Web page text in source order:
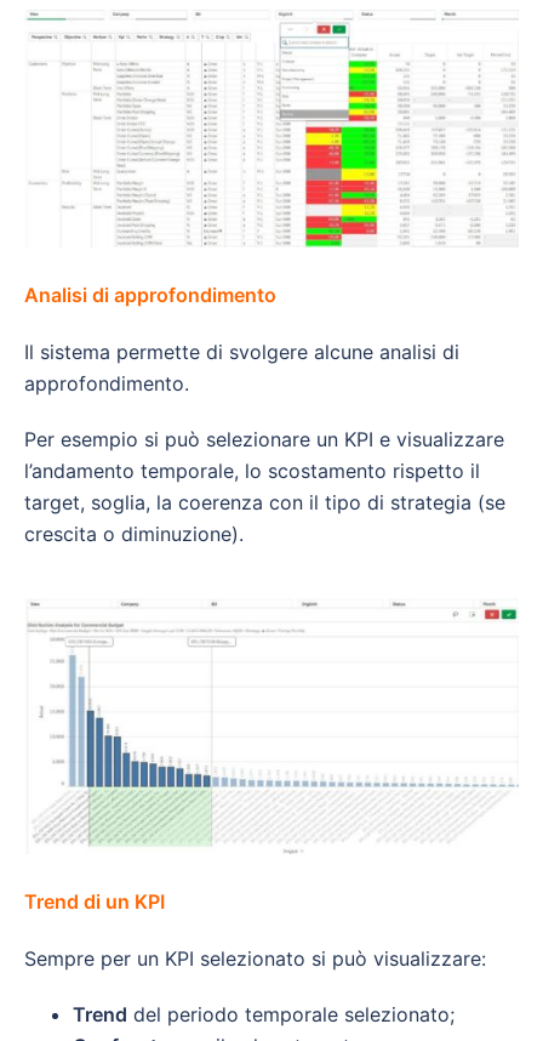
Analisi di approfondimento
Il sistema permette di svolgere alcune analisi di
approfondimento.
Per esempio si può selezionare un KPI e visualizzare
l’andamento temporale, lo scostamento rispetto il
target, soglia, la coerenza con il tipo di strategia (se
crescita o diminuzione).
Trend di un KPI
Sempre per un KPI selezionato si può visualizzare:
Trend del periodo temporale selezionato;